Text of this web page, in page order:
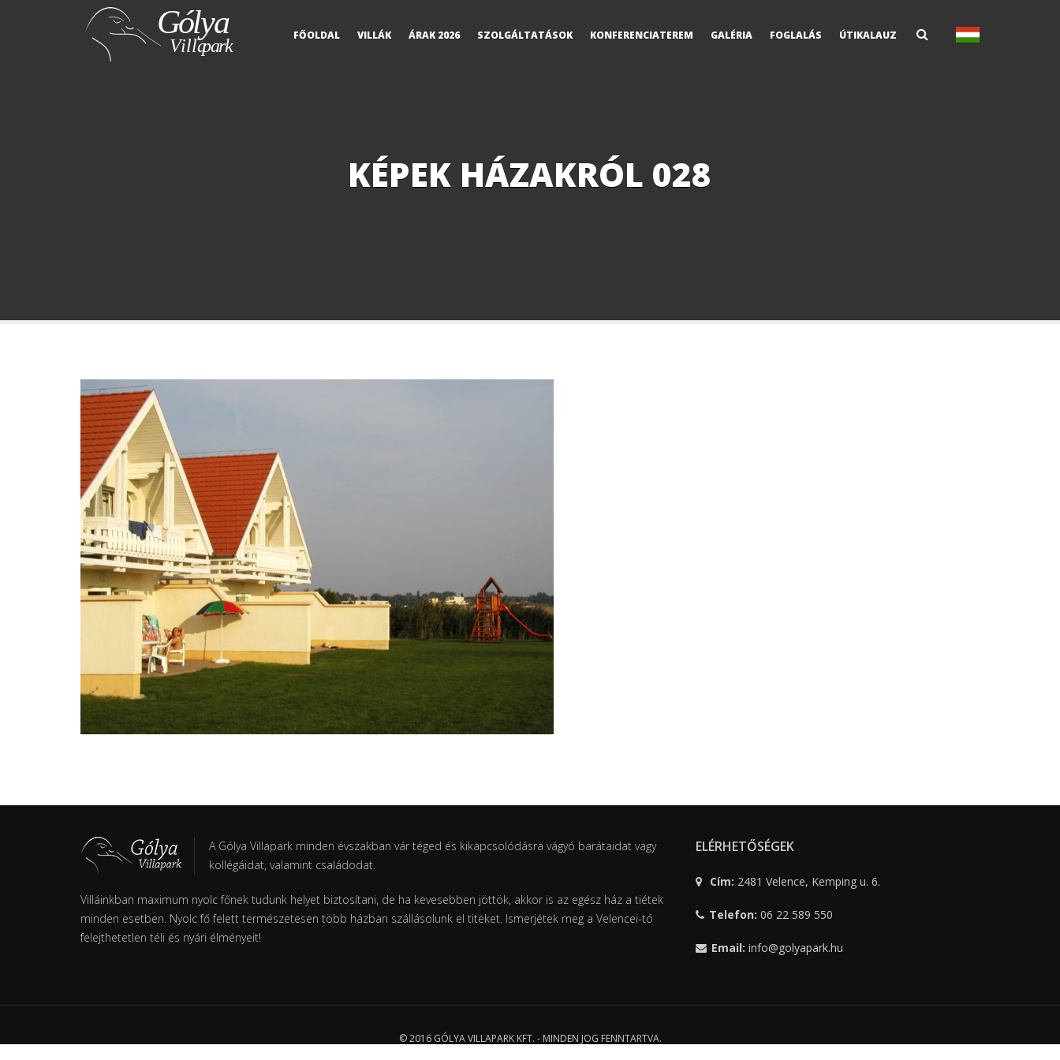
FŐOLDAL VILLÁK ÁRAK 2026 SZOLGÁLTATÁSOK KONFERENCIATEREM GALÉRIA FOGLALÁS ÚTIKALAUZ
KÉPEK HÁZAKRÓL 028
A Gólya Villapark minden évszakban vár téged és kikapcsolódásra vágyó barátaidat vagy
kollégáidat, valamint családodat.
Villáinkban maximum nyolc főnek tudunk helyet biztosítani, de ha kevesebben jöttök, akkor is az egész ház a tiétek
minden esetben. Nyolc fő felett természetesen több házban szállásolunk el titeket. Ismerjétek meg a Velencei-tó
felejthetetlen téli és nyári élményeit!
ELÉRHETŐSÉGEK
Cím: 2481 Velence, Kemping u. 6.
Telefon: 06 22 589 550
Email: info@golyapark.hu
© 2016 GÓLYA VILLAPARK KFT. - MINDEN JOG FENNTARTVA.